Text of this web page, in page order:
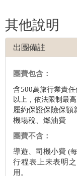
其他說明
出團備註
團費包含：
含500萬旅行業責任
以上，依法限制最
履約保證保險保額
機場稅、燃油費
團費不含：
導遊、司機小費 (
行程表上未表明
用。